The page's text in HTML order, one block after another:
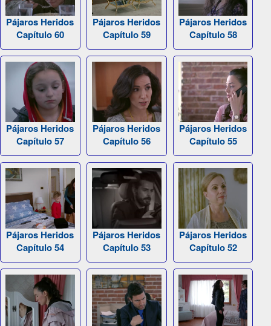
Pájaros Heridos
Capítulo 60
Pájaros Heridos
Capítulo 59
Pájaros Heridos
Capítulo 58
Pájaros Heridos
Capítulo 57
Pájaros Heridos
Capítulo 56
Pájaros Heridos
Capítulo 55
Pájaros Heridos
Capítulo 54
Pájaros Heridos
Capítulo 53
Pájaros Heridos
Capítulo 52